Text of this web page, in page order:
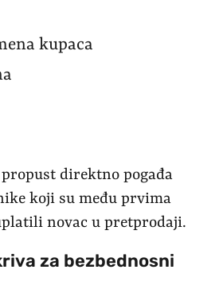
kupaca
propust direktno pogađa
koji su među prvima
novac u pretprodaji.
za bezbednosni